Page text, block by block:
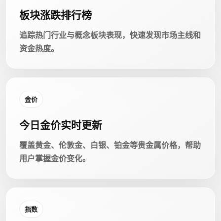
板块涨跌排行榜
追踪热门行业与概念板块表现，快速发现市场主线和
资金热度。
金价
今日金价实时更新
覆盖黄金、伦敦金、白银、铂金等贵金属价格，帮助
用户掌握金价变化。
指数